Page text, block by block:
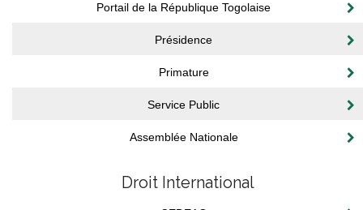
Portail de la République Togolaise
Présidence
Primature
Service Public
Assemblée Nationale
Droit International